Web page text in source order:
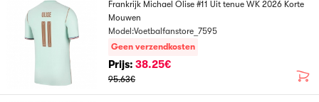
Frankrijk Michael Olise #11 Uit tenue WK 2026 Korte
Mouwen
Model:Voetbalfanstore_7595
Geen verzendkosten
Prijs: 38.25€
95.63€